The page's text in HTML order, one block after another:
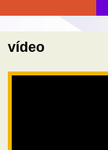
vídeo